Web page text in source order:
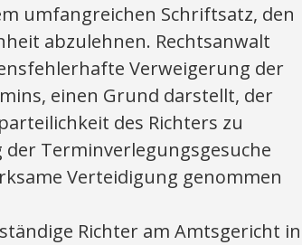
umfangreichen Schriftsatz, den
abzulehnen. Rechtsanwalt
Verweigerung der
einen Grund darstellt, der
des Richters zu
Terminverlegungsgesuche
Verteidigung genommen
Richter am Amtsgericht in